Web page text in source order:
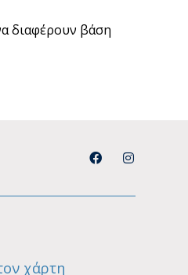
διαφέρουν βάση
χάρτη